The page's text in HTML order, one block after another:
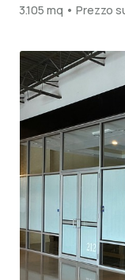
3.105 mq • Prezzo